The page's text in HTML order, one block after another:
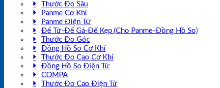
Thước Đo Sâu
Panme Cơ Khí
Panme Điện Tử
Đế Từ-Đế Gá-Đế Kẹp (Cho Panme-Đồng Hồ So)
Thước Đo Góc
Đồng Hồ So Cơ Khí
Thước Đo Cao Cơ Khí
Đồng Hồ So Điện Tử
COMPA
Thước Đo Cao Điện Tử